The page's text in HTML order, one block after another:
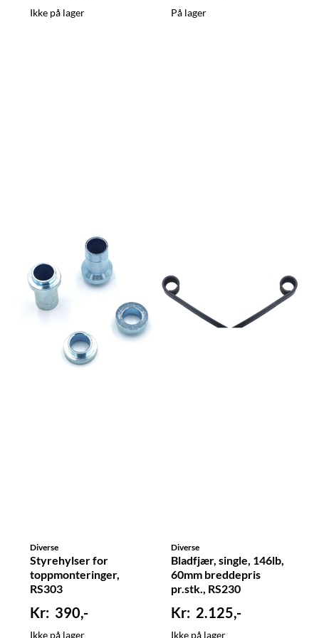
Ikke på lager På lager
Diverse
Styrehylser for
toppmonteringer,
RS303
390,-
Ikke på lager
Diverse
Bladfjær, single, 146lb,
60mm breddepris
pr.stk., RS230
2.125,-
Ikke på lager